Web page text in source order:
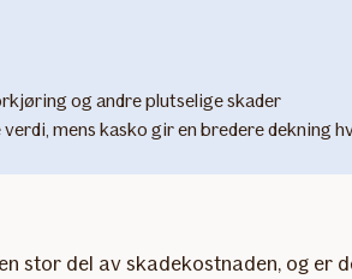
og andre plutselige skader
mens kasko gir en bredere dekning
stor del av skadekostnaden, og er